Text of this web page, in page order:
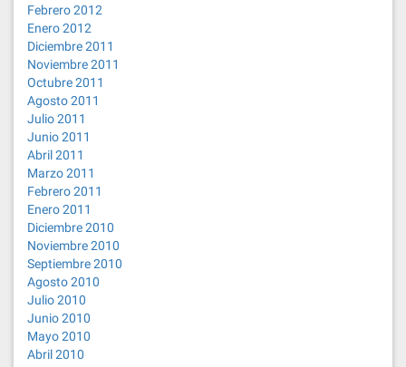
Febrero 2012
Enero 2012
Diciembre 2011
Noviembre 2011
Octubre 2011
Agosto 2011
Julio 2011
Junio 2011
Abril 2011
Marzo 2011
Febrero 2011
Enero 2011
Diciembre 2010
Noviembre 2010
Septiembre 2010
Agosto 2010
Julio 2010
Junio 2010
Mayo 2010
Abril 2010